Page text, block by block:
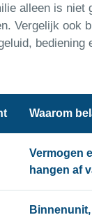
alleen is niet
Vergelijk ook
bediening
Waarom
Vermogen
hangen af